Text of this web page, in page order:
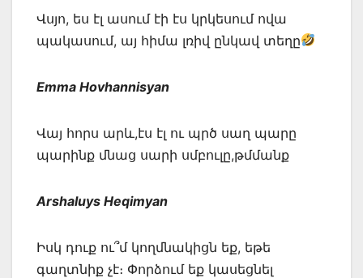
Վսյո, ես էլ ասում էի էս կրկեսում ովա
պակասում, այ հիմա լռիվ ընկավ տեղը
Emma Hovhannisyan
Վայ հորս արև,էս էլ ու պրծ սաղ պարը
պարինք մնաց սարի սմբուլը,թմմանք
Arshaluys Heqimyan
Իսկ դուք ու՞մ կողմնակիցն եք, եթե
գաղտնիք չէ։ Փորձում եք կասեցնել